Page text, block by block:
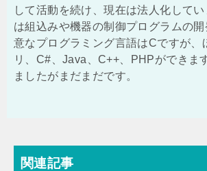
して活動を続け、現在は法人化して
は組込みや機器の制御プログラムの
意なプログラミング言語はCですが、
リ、C#、Java、C++、PHPができま
ましたがまだまだです。
関連記事